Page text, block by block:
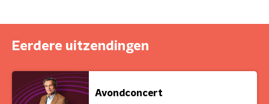
Eerdere uitzendingen
Avondconcert